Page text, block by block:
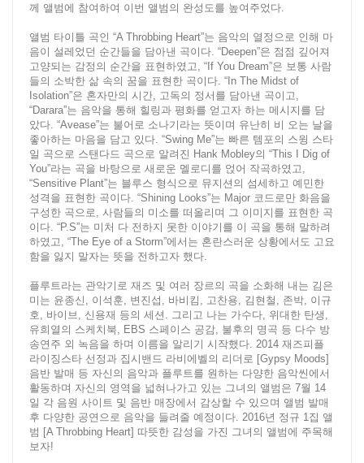
께 앨범에 참여하여 이번 앨범의 완성도를 높여주었다.
앨범 타이틀 곡인 “A Throbbing Heart”는 음악의 열정으로 인해 마
음이 설레었던 순간들을 담아낸 곡이다. “Deepen”은 점점 깊어져
고양되는 감정의 순간을 표현하였고, “If You Dream”은 보통 사람
들의 소박한 삶 속의 꿈을 표현한 곡이다. “In The Midst of
Isolation”은 혼자만의 시간, 고독의 정서를 담아낸 곡이고,
“Darara”는 음악을 통해 힐링과 평화를 얻고자 하는 메시지를 담
았다. “Avease”는 불어로 소나기라는 뜻이며 유난히 비 오는 날을
좋아하는 마음을 담고 있다. “Swing Me”는 빠른 템포의 스윙 스타
일 곡으로 스탠다드 곡으로 알려진 Hank Mobley의 “This I Dig of
You”라는 곡을 바탕으로 새로운 멜로디를 얹어 작곡하였고,
“Sensitive Plant”는 블루스 형식으로 뮤지션의 섬세하고 예민한
성격을 표현한 곡이다. “Shining Looks”는 Major 코드로만 화음을
구성한 곡으로, 사람들의 미소를 떠올리며 그 이미지를 표현한 곡
이다. “P.S”는 미처 다 전하지 못한 이야기를 이 곡을 통해 말하려
하였고, “The Eye of a Storm”에서는 혼란스러운 상황에서도 고요
함을 잃지 말자는 뜻을 전하고자 했다.
플루트라는 관악기로 재즈 및 여러 장르의 곡을 소화해 내는 김은
미는 윤종신, 이석훈, 변진섭, 바비킴, 고찬용, 김현철, 존박, 이규
호, 바이브, 신용재 등의 세션. 그리고 나는 가수다, 위대한 탄생,
유희열의 스케치북, EBS 스페이스 공감, 불후의 명곡 등 다수 방
송연주 외 녹음을 하며 이름을 알리기 시작했다. 2014 재즈피플
라이징스타 선정과 집시밴드 라비에벨의 리더로 [Gypsy Moods]
음반 발매 등 자신의 음악과 플루트를 원하는 다양한 음악씬에서
활동하며 자신의 영역을 넓혀나가고 있는 그녀의 앨범은 7월 14
일 각 음원 사이트 및 음반 매장에서 감상할 수 있으며 앨범 발매
후 다양한 공연으로 음악을 들려줄 예정이다. 2016년 정규 1집 앨
범 [A Throbbing Heart] 따뜻한 감성을 가진 그녀의 앨범에 주목해
보자!